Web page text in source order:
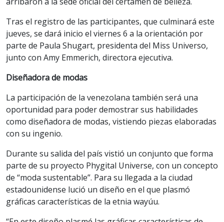
Tras el registro de las participantes, que culminará este
jueves, se dará inicio el viernes 6 a la orientación por
parte de Paula Shugart, presidenta del Miss Universo,
junto con Amy Emmerich, directora ejecutiva.
Diseñadora de modas
La participación de la venezolana también será una
oportunidad para poder demostrar sus habilidades
como diseñadora de modas, vistiendo piezas elaboradas
con su ingenio.
Durante su salida del país vistió un conjunto que forma
parte de su proyecto Phygital Universe, con un concepto
de “moda sustentable”. Para su llegada a la ciudad
estadounidense lució un diseño en el que plasmó
gráficas características de la etnia wayúu.